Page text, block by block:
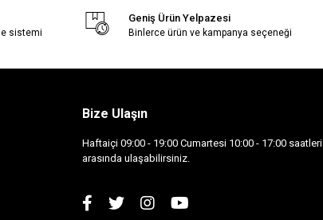
sistemi
Geniş Ürün Yelpazesi
Binlerce ürün ve kampanya seçeneği
Bize Ulaşın
Haftaiçi 09:00 - 19:00 Cumartesi 10:00 - 17:00 saatleri
arasında ulaşabilirsiniz.